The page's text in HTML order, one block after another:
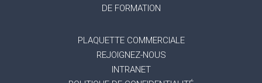
DE FORMATION
PLAQUETTE COMMERCIALE
REJOIGNEZ-NOUS
INTRANET